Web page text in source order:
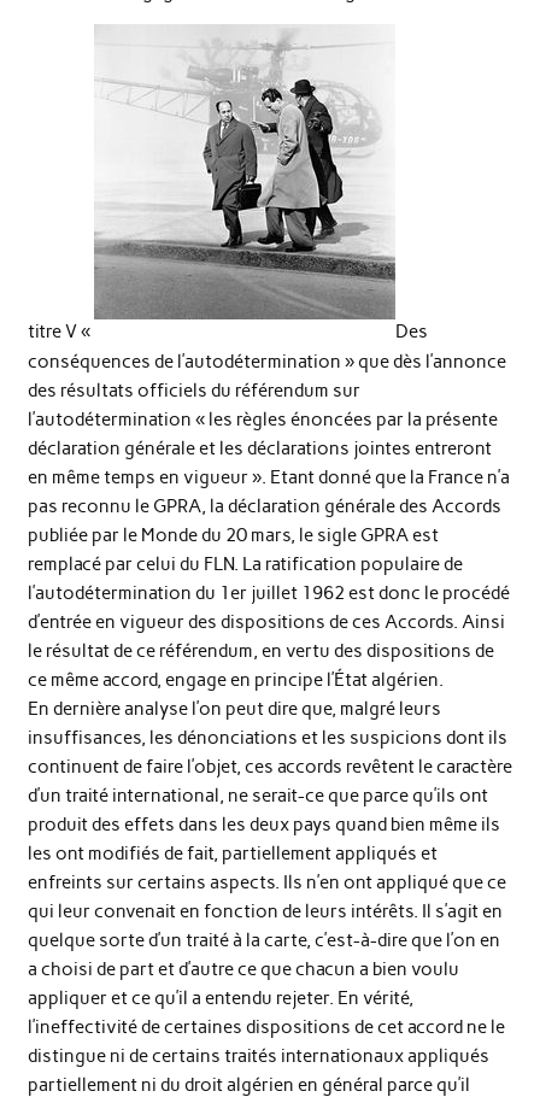
titre V «
Des
conséquences de l’autodétermination » que dès l’annonce
des résultats officiels du référendum sur
l’autodétermination « les règles énoncées par la présente
déclaration générale et les déclarations jointes entreront
en même temps en vigueur ». Etant donné que la France n’a
pas reconnu le GPRA, la déclaration générale des Accords
publiée par le Monde du 20 mars, le sigle GPRA est
remplacé par celui du FLN. La ratification populaire de
l’autodétermination du 1er juillet 1962 est donc le procédé
d’entrée en vigueur des dispositions de ces Accords. Ainsi
le résultat de ce référendum, en vertu des dispositions de
ce même accord, engage en principe l’État algérien.
En dernière analyse l’on peut dire que, malgré leurs
insuffisances, les dénonciations et les suspicions dont ils
continuent de faire l’objet, ces accords revêtent le caractère
d’un traité international, ne serait-ce que parce qu’ils ont
produit des effets dans les deux pays quand bien même ils
les ont modifiés de fait, partiellement appliqués et
enfreints sur certains aspects. Ils n’en ont appliqué que ce
qui leur convenait en fonction de leurs intérêts. Il s’agit en
quelque sorte d’un traité à la carte, c’est-à-dire que l’on en
a choisi de part et d’autre ce que chacun a bien voulu
appliquer et ce qu’il a entendu rejeter. En vérité,
l’ineffectivité de certaines dispositions de cet accord ne le
distingue ni de certains traités internationaux appliqués
partiellement ni du droit algérien en général parce qu’il